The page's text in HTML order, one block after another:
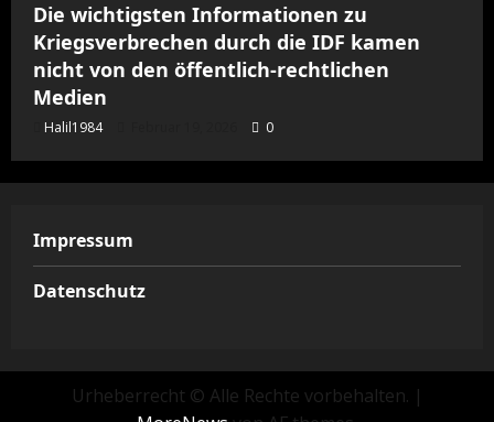
Die wichtigsten Informationen zu
Kriegsverbrechen durch die IDF kamen
nicht von den öffentlich-rechtlichen
Medien
Halil1984 0
Impressum
Datenschutz
Urheberrecht © Alle Rechte vorbehalten. |